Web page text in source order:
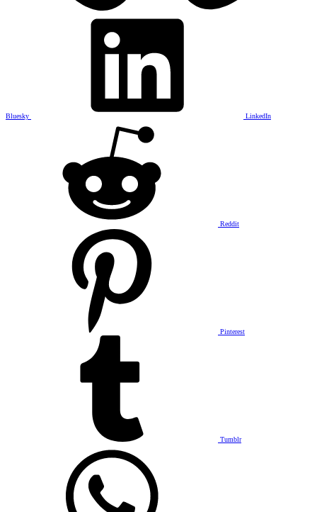
Bluesky LinkedIn
Reddit
Pinterest
Tumblr